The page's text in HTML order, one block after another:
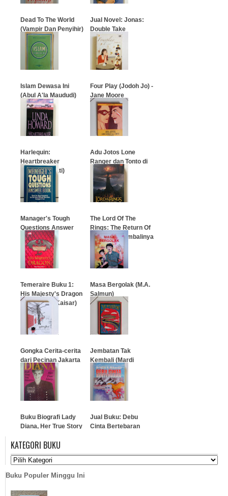
Dead To The World
(Vampir Dan Penyihir)
Jual Novel: Jonas:
Double Take
Islam Dewasa Ini
(Abul A'la Maududi)
Four Play (Jodoh Jo) -
Jane Moore
Harlequin:
Heartbreaker
(Penakluk Hati)
Adu Jotos Lone
Ranger dan Tonto di
Surga
…
Manager's Tough
Questions Answer
Book
…
The Lord Of The
Rings: The Return Of
The King (Kembalinya
Sang Raja)
…
Temeraire Buku 1:
His Majesty's Dragon
(Naga Sang Kaisar)
Masa Bergolak (M.A.
Salmun)
Gongka Cerita-cerita
dari Pecinan Jakarta
…
Jembatan Tak
Kembali (Mardi
Luhung)
…
Buku Biografi Lady
Diana, Her True Story
…
Jual Buku: Debu
Cinta Bertebaran
…
KATEGORI BUKU
Buku Populer Minggu Ini